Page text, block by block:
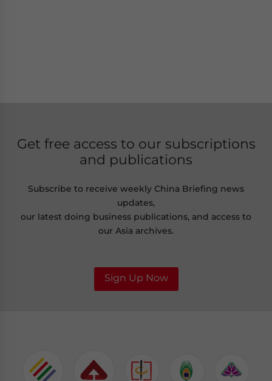
Get free access to our subscriptions
and publications
Subscribe to receive weekly China Briefing news
updates,
our latest doing business publications, and access to
our Asia archives.
Sign Up Now